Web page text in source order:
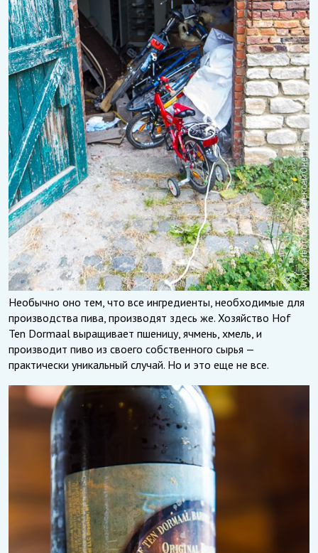
Необычно оно тем, что все ингредиенты, необходимые для
производства пива, производят здесь же. Хозяйство Hof
Ten Dormaal выращивает пшеницу, ячмень, хмель, и
производит пиво из своего собственного сырья —
практически уникальный случай. Но и это еще не все.